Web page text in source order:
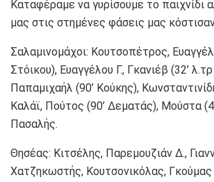
Καταφέραμε να γυρίσουμε το παιχνίδι
μας στις στημένες φάσεις μας
Σαλαμινομάχοι: Κουτσοπέτρος,
Στόικου), Ευαγγέλου Γ., Γκανιέβ (32’
Παπαμιχαήλ (90’ Κούκης),
Καλάϊ, Πούτος (90’ Δεματάς), Μούστα
Πασαλής.
Θησέας: Κιτσέλης, Παρεμουζιάν Δ.,
Χατζηκωστής, Κουτσονικόλας, Γκούμας